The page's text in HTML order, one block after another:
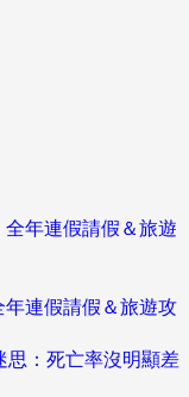
連假請假＆旅遊攻